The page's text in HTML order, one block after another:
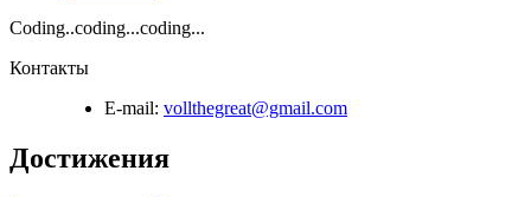
Coding..coding...coding...
Контакты
E-mail: vollthegreat@gmail.com
Достижения